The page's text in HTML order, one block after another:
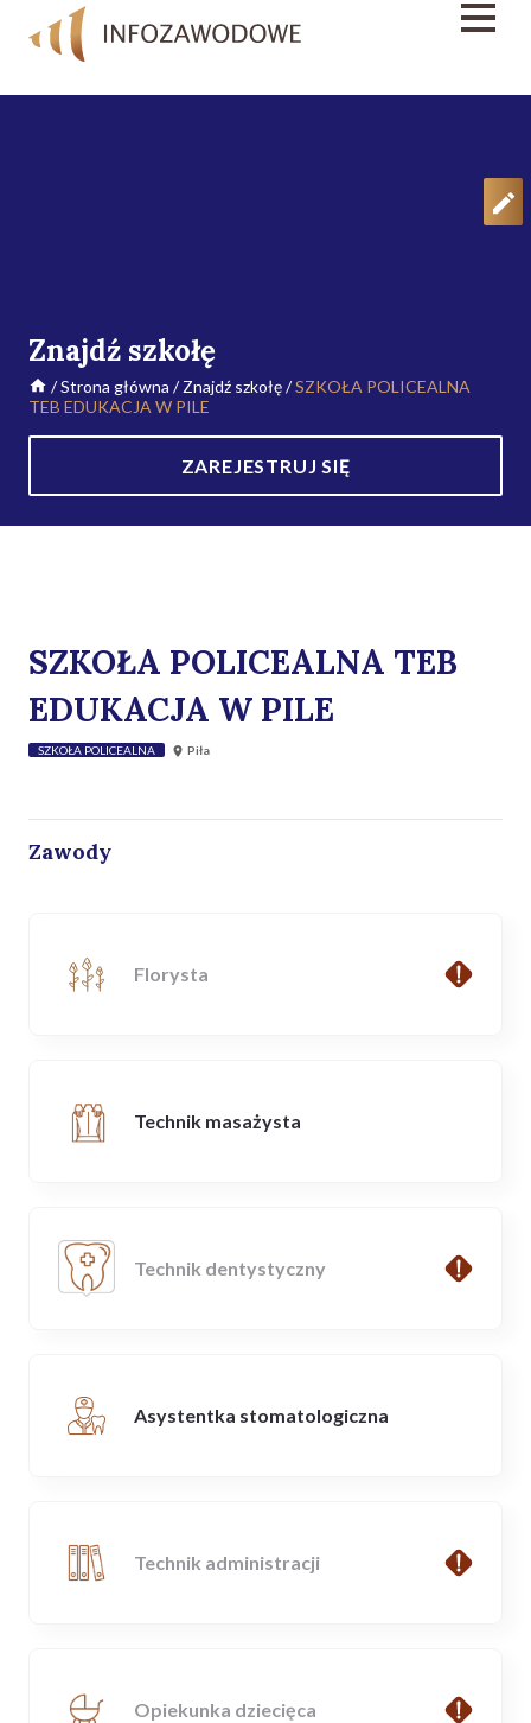
Znajdź szkołę
/Strona główna /Znajdź szkołę/SZKOŁA POLICEALNA
TEB EDUKACJA W PILE
ZAREJESTRUJ SIĘ
SZKOŁA POLICEALNA TEB
EDUKACJA W PILE
SZKOŁA POLICEALNA Piła
Zawody
Florysta
Technik masażysta
Technik dentystyczny
Asystentka stomatologiczna
Technik administracji
Opiekunka dziecięca